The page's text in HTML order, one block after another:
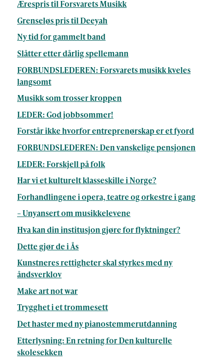
Ærespris til Forsvarets Musikk
Grenseløs pris til Deeyah
Ny tid for gammelt band
Slåtter etter dårlig spellemann
FORBUNDSLEDEREN: Forsvarets musikk kveles
langsomt
Musikk som trosser kroppen
LEDER: God jobbsommer!
Forstår ikke hvorfor entreprenørskap er et fyord
FORBUNDSLEDEREN: Den vanskelige pensjonen
LEDER: Forskjell på folk
Har vi et kulturelt klasseskille i Norge?
Forhandlingene i opera, teatre og orkestre i gang
– Unyansert om musikkelevene
Hva kan din institusjon gjøre for flyktninger?
Dette gjør de i Ås
Kunstneres rettigheter skal styrkes med ny
åndsverklov
Make art not war
Trygghet i et trommesett
Det haster med ny pianostemmerutdanning
Etterlysning: En retning for Den kulturelle
skolesekken